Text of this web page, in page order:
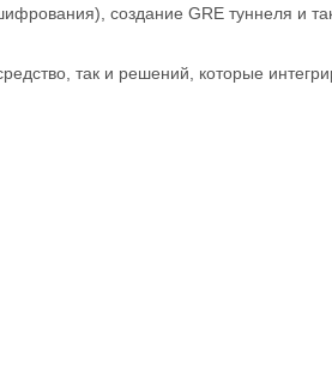
создание GRE туннеля и
так и решений, которые